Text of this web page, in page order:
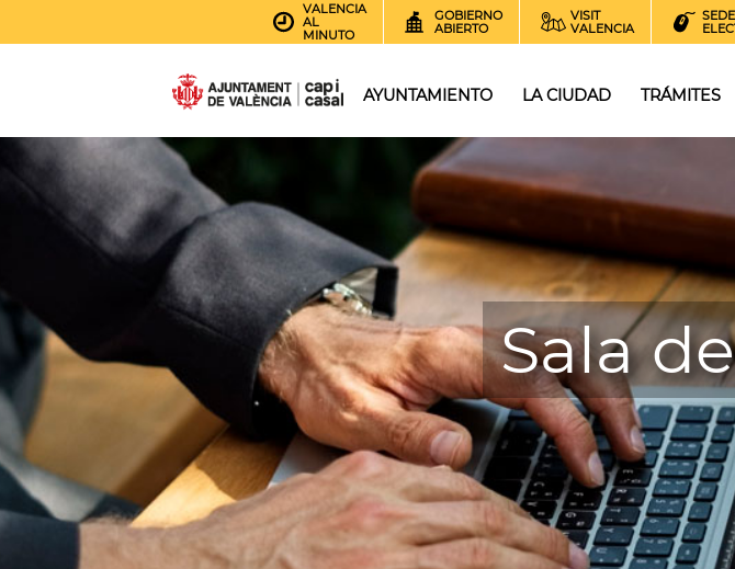
VALENCIA
AL
MINUTO
GOBIERNO
ABIERTO
VISIT
VALENCIA
SEDE
AYUNTAMIENTO LA CIUDAD TRÁMITES
Sala